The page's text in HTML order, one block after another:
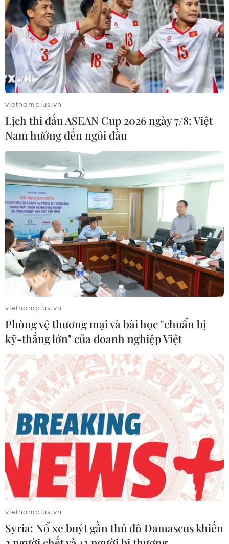
vietnamplus.vn
Lịch thi đấu ASEAN Cup 2026 ngày 7/8: Việt
Nam hướng đến ngôi đầu
vietnamplus.vn
Phòng vệ thương mại và bài học "chuẩn bị
kỹ-thắng lớn" của doanh nghiệp Việt
vietnamplus.vn
Syria: Nổ xe buýt gần thủ đô Damascus khiến